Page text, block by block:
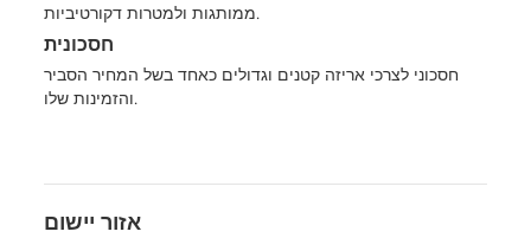
ממותגות ולמטרות דקורטיביות.
חסכונית
חסכוני לצרכי אריזה קטנים וגדולים כאחד בשל המחיר הסביר
והזמינות שלו.
אזור יישום